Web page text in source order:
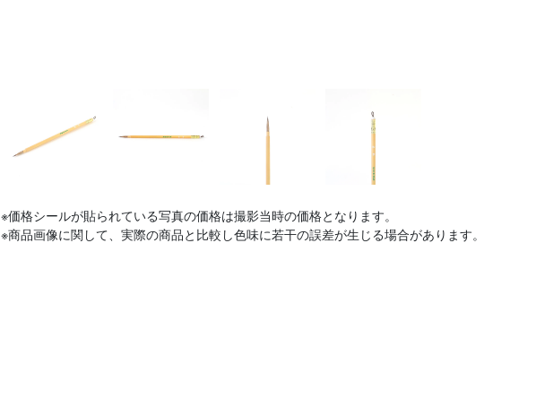
※価格シールが貼られている写真の価格は撮影当時の価格となります。
※商品画像に関して、実際の商品と比較し色味に若干の誤差が生じる場合があります。